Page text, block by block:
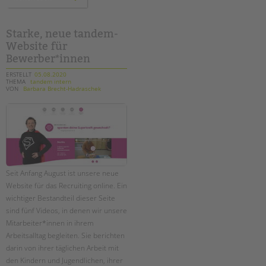
fotoprojekt
im
norden
neuköllns
geht
weiter!
Starke, neue tandem-
Website für
Bewerber*innen
ERSTELLT 05.08.2020
THEMA tandem intern
VON
Barbara Brecht-Hadraschek
Seit Anfang August ist unsere neue
Website für das Recruiting online. Ein
wichtiger Bestandteil dieser Seite
sind fünf Videos, in denen wir unsere
Mitarbeiter*innen in ihrem
Arbeitsalltag begleiten. Sie berichten
darin von ihrer täglichen Arbeit mit
den Kindern und Jugendlichen, ihrer